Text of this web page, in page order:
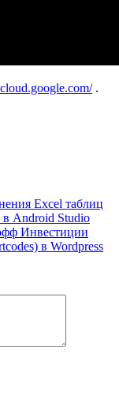
.
Excel таблиц
в Android Studio
Инвестиции
в Wordpress